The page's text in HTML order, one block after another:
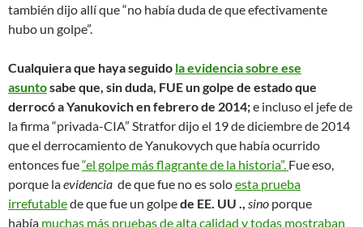
también dijo allí que “no había duda de que efectivamente
hubo un golpe”.
Cualquiera que haya seguido la evidencia sobre ese
asuntosabe que, sin duda, FUE un golpe de estado que
derrocó a Yanukovich en febrero de 2014;e incluso el jefe de
la firma “privada-CIA” Stratfor dijo el 19 de diciembre de 2014
que el derrocamiento de Yanukovych que había ocurrido
entonces fue“el golpe más flagrante de la historia”. Fue eso,
porque laevidencia de que fue no es soloesta prueba
irrefutablede que fue un golpede EE. UU ., sino porque
había muchas más pruebas de alta calidad y todas mostraban